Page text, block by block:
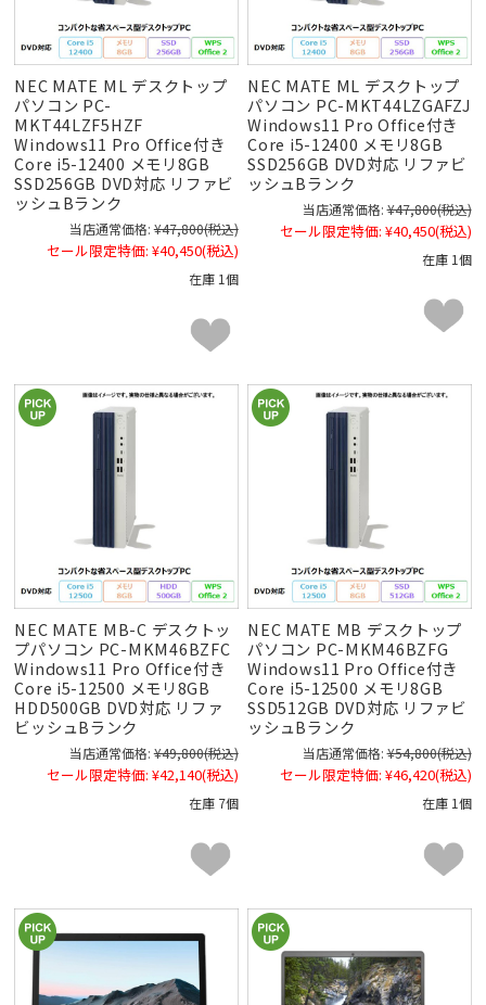
NEC MATE ML デスクトップ
パソコン PC-
MKT44LZF5HZF
Windows11 Pro Office付き
Core i5-12400 メモリ8GB
SSD256GB DVD対応 リファビ
ッシュBランク
当店通常価格: ¥47,800(税込)
セール限定特価: ¥40,450(税込)
在庫 1個
NEC MATE ML デスクトップ
パソコン PC-MKT44LZGAFZJ
Windows11 Pro Office付き
Core i5-12400 メモリ8GB
SSD256GB DVD対応 リファビ
ッシュBランク
当店通常価格: ¥47,800(税込)
セール限定特価: ¥40,450(税込)
在庫 1個
NEC MATE MB-C デスクトッ
プパソコン PC-MKM46BZFC
Windows11 Pro Office付き
Core i5-12500 メモリ8GB
HDD500GB DVD対応 リファ
ビッシュBランク
当店通常価格: ¥49,800(税込)
セール限定特価: ¥42,140(税込)
在庫 7個
NEC MATE MB デスクトップ
パソコン PC-MKM46BZFG
Windows11 Pro Office付き
Core i5-12500 メモリ8GB
SSD512GB DVD対応 リファビ
ッシュBランク
当店通常価格: ¥54,800(税込)
セール限定特価: ¥46,420(税込)
在庫 1個